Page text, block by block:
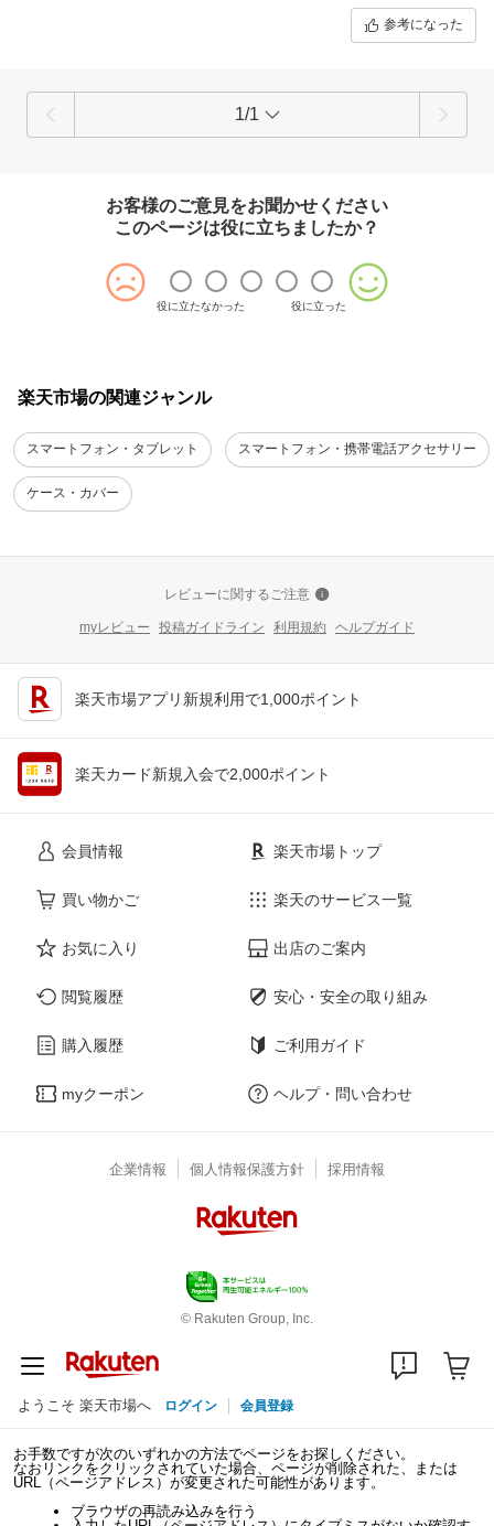
参考になった
1/1
お客様のご意見をお聞かせください
このページは役に立ちましたか？
役に立たなかった 役に立った
楽天市場の関連ジャンル
スマートフォン・タブレット スマートフォン・携帯電話アクセサリー
ケース・カバー
レビューに関するご注意
myレビュー 投稿ガイドライン 利用規約 ヘルプガイド
楽天市場アプリ新規利用で1,000ポイント
楽天カード新規入会で2,000ポイント
会員情報
買い物かご
お気に入り
閲覧履歴
購入履歴
myクーポン
楽天市場トップ
楽天のサービス一覧
出店のご案内
安心・安全の取り組み
ご利用ガイド
ヘルプ・問い合わせ
企業情報 個人情報保護方針 採用情報
© Rakuten Group, Inc.
ようこそ 楽天市場へ ログイン 会員登録
お手数ですが次のいずれかの方法でページをお探しください。
なおリンクをクリックされていた場合、ページが削除された、または
URL（ページアドレス）が変更された可能性があります。
ブラウザの再読み込みを行う